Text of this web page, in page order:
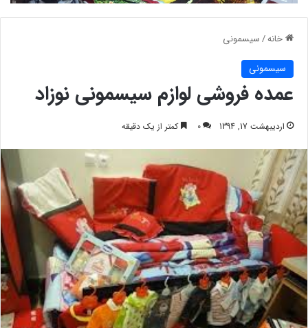
خانه/سیسمونی
سیسمونی
عمده فروشی لوازم سیسمونی نوزاد
اردیبهشت 17, 1394 0 کمتر از یک دقیقه